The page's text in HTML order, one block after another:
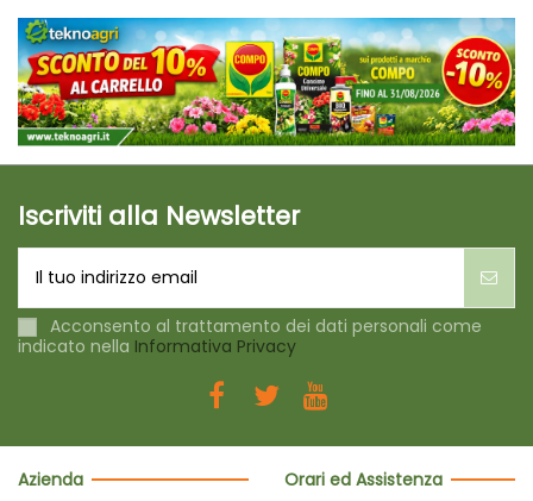
Iscriviti alla Newsletter
Acconsento al trattamento dei dati personali come
indicato nella Informativa Privacy
Azienda
Orari ed Assistenza